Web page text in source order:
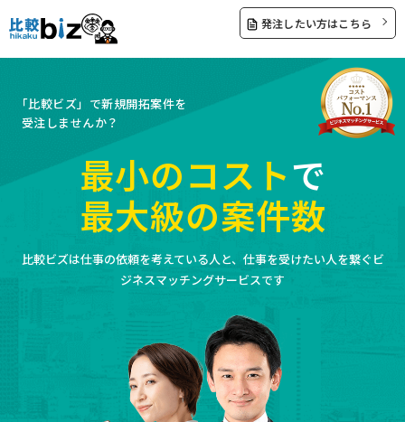
発注したい方はこちら
「比較ビズ」で新規開拓案件を
受注しませんか？
最小のコストで
最大級の案件数
比較ビズは仕事の依頼を考えている人と、仕事を受けたい人を繋ぐビ
ジネスマッチングサービスです